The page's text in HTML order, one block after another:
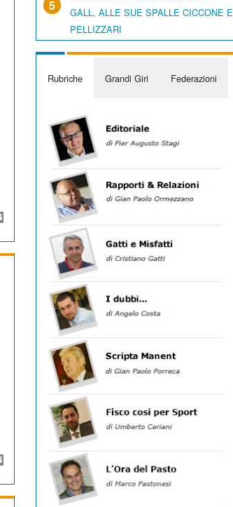
5
GALL, ALLE SUE SPALLE CICCONE E
PELLIZZARI
Rubriche Grandi Giri Federazioni